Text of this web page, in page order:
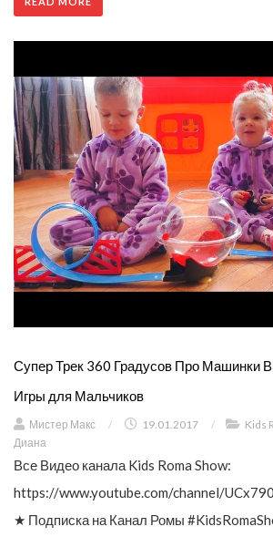
Супер Трек 360 Градусов Про Машинки
Игры для Мальчиков
Мистер Макс / 19.01.2017 / Kids
Диана
Все Видео канала Kids Roma Show:
https://www.youtube.com/channel/
★ Подписка на Канал Ромы